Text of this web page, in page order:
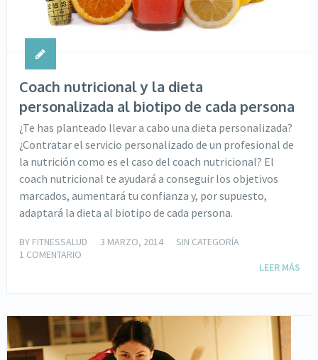
Coach nutricional y la dieta
personalizada al biotipo de cada persona
¿Te has planteado llevar a cabo una dieta personalizada?
¿Contratar el servicio personalizado de un profesional de
la nutrición como es el caso del coach nutricional? El
coach nutricional te ayudará a conseguir los objetivos
marcados, aumentará tu confianza y, por supuesto,
adaptará la dieta al biotipo de cada persona.
BY FITNESSALUD 3 MARZO, 2014
SIN CATEGORÍA
1 COMENTARIO
LEER MÁS